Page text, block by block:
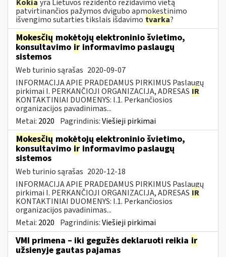
Kokia yra Lietuvos rezidento rezidavimo vietą
patvirtinančios pažymos dvigubo apmokestinimo
išvengimo sutarties tikslais išdavimo tvarka?
Mokesčių mokėtojų elektroninio švietimo,
konsultavimo ir informavimo paslaugų
sistemos
Web turinio sąrašas 2020-09-07
INFORMACIJA APIE PRADEDAMUS PIRKIMUS Paslaugų
pirkimai I. PERKANČIOJI ORGANIZACIJA, ADRESAS IR
KONTAKTINIAI DUOMENYS: I.1. Perkančiosios
organizacijos pavadinimas...
Metai: 2020 Pagrindinis:Viešieji pirkimai
Mokesčių mokėtojų elektroninio švietimo,
konsultavimo ir informavimo paslaugų
sistemos
Web turinio sąrašas 2020-12-18
INFORMACIJA APIE PRADEDAMUS PIRKIMUS Paslaugų
pirkimai I. PERKANČIOJI ORGANIZACIJA, ADRESAS IR
KONTAKTINIAI DUOMENYS: I.1. Perkančiosios
organizacijos pavadinimas...
Metai: 2020 Pagrindinis:Viešieji pirkimai
VMI primena – iki gegužės deklaruoti reikia ir
užsienyje gautas pajamas